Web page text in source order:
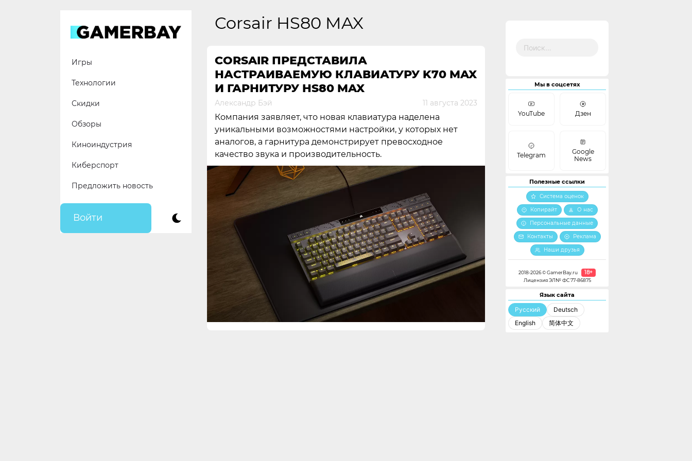
Игры
Технологии
Скидки
Обзоры
Киноиндустрия
Киберспорт
Предложить новость
Войти
Corsair HS80 MAX
CORSAIR ПРЕДСТАВИЛА
НАСТРАИВАЕМУЮ КЛАВИАТУРУ K70 MAX
И ГАРНИТУРУ HS80 MAX
Александр Бэй 11 августа 2023
Компания заявляет, что новая клавиатура наделена
уникальными возможностями настройки, у которых нет
аналогов, а гарнитура демонстрирует превосходное
качество звука и производительность.
Мы в соцсетях
YouTube Дзен
Telegram
Google
News
Полезные ссылки
Система оценок
Копирайт
О нас
Персональные данные
Контакты
Реклама
Наши друзья
2018-2026 © GamerBay.ru 18+
Лицензия ЭЛ№ ФС 77-86875
Язык сайта
Русский
Deutsch
English
简体中文